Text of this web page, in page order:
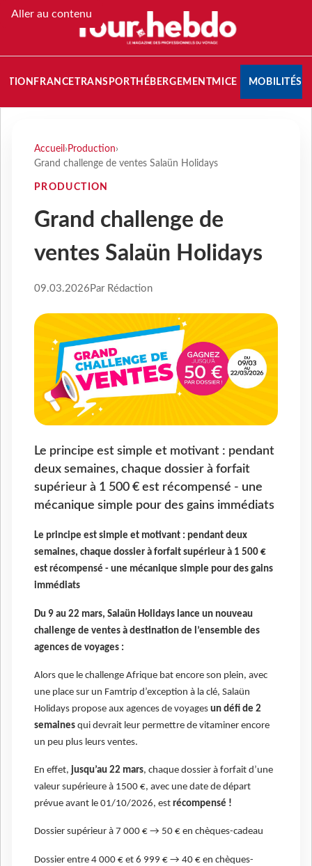
Aller au contenu
FRANCETRANSPORT HÉBERGEMENTMICE MOBILITÉS
Accueil › Production›
Grand challenge de ventes Salaün Holidays
PRODUCTION
Grand challenge de
ventes Salaün Holidays
09.03.2026 Par Rédaction
Le principe est simple et motivant : pendant
deux semaines, chaque dossier à forfait
supérieur à 1 500 € est récompensé - une
mécanique simple pour des gains immédiats
Le principe est simple et motivant : pendant deux
semaines, chaque dossier à forfait supérieur à 1 500 €
est récompensé - une mécanique simple pour des gains
immédiats
Du 9 au 22 mars, Salaün Holidays lance un nouveau
challenge de ventes à destination de l’ensemble des
agences de voyages :
Alors que le challenge Afrique bat encore son plein, avec
une place sur un Famtrip d’exception à la clé, Salaün
Holidays propose aux agences de voyages un défi de 2
semaines qui devrait leur permettre de vitaminer encore
un peu plus leurs ventes.
En effet, jusqu’au 22 mars, chaque dossier à forfait d’une
valeur supérieure à 1500 €, avec une date de départ
prévue avant le 01/10/2026, est récompensé !
Dossier supérieur à 7 000 € → 50 € en chèques-cadeau
Dossier entre 4 000 € et 6 999 € → 40 € en chèques-